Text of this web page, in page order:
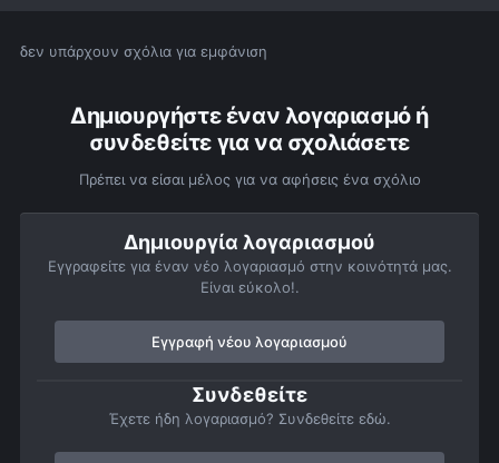
δεν υπάρχουν σχόλια για εμφάνιση
Δημιουργήστε έναν λογαριασμό ή
συνδεθείτε για να σχολιάσετε
Πρέπει να είσαι μέλος για να αφήσεις ένα σχόλιο
Δημιουργία λογαριασμού
Εγγραφείτε για έναν νέο λογαριασμό στην κοινότητά μας.
Είναι εύκολο!.
Εγγραφή νέου λογαριασμού
Συνδεθείτε
Έχετε ήδη λογαριασμό? Συνδεθείτε εδώ.